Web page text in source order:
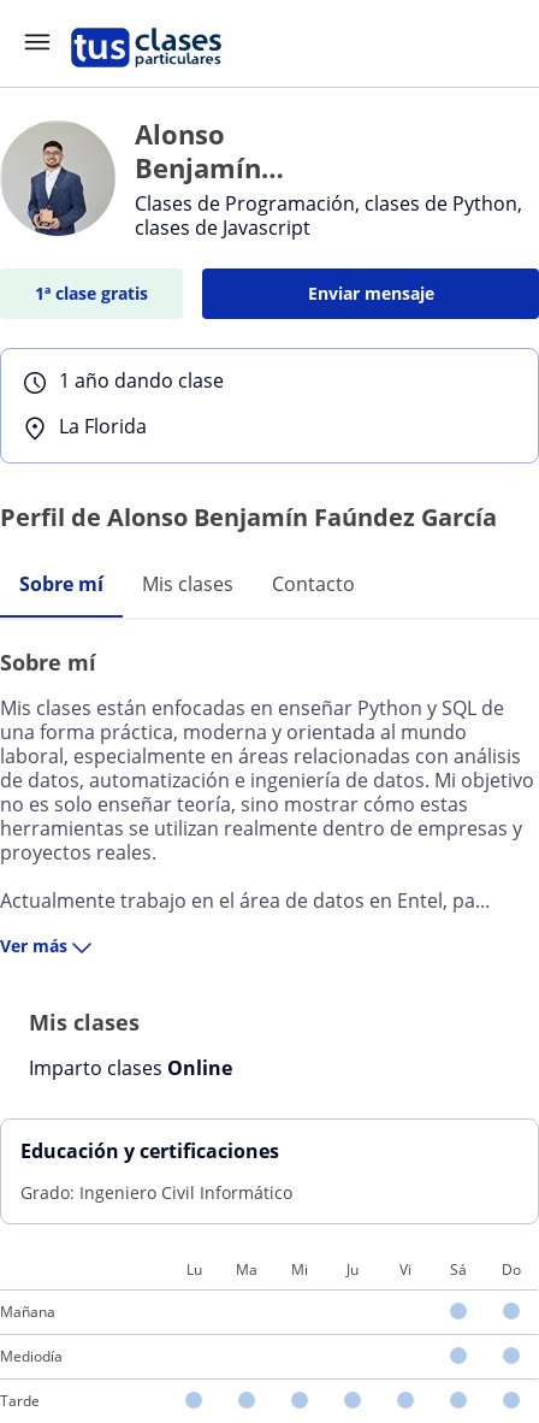
Alonso
Benjamín
Faúndez
García
Clases de Programación, clases de Python,
clases de Javascript
1ª clase gratis Enviar mensaje
1 año dando clase
La Florida
Perfil de Alonso Benjamín Faúndez García
Sobre mí Mis clases Contacto
Sobre mí
Mis clases están enfocadas en enseñar Python y SQL de
una forma práctica, moderna y orientada al mundo
laboral, especialmente en áreas relacionadas con análisis
de datos, automatización e ingeniería de datos. Mi objetivo
no es solo enseñar teoría, sino mostrar cómo estas
herramientas se utilizan realmente dentro de empresas y
proyectos reales.
Actualmente trabajo en el área de datos en Entel, pa...
Ver más
Mis clases
Imparto clases Online
Educación y certificaciones
Grado: Ingeniero Civil Informático
Lu Ma Mi Ju Vi Sá Do
Mañana
Mediodía
Tarde